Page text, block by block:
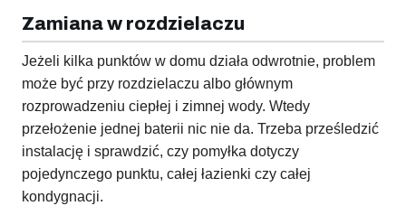
Zamiana w rozdzielaczu
Jeżeli kilka punktów w domu działa odwrotnie, problem
może być przy rozdzielaczu albo głównym
rozprowadzeniu ciepłej i zimnej wody. Wtedy
przełożenie jednej baterii nic nie da. Trzeba prześledzić
instalację i sprawdzić, czy pomyłka dotyczy
pojedynczego punktu, całej łazienki czy całej
kondygnacji.